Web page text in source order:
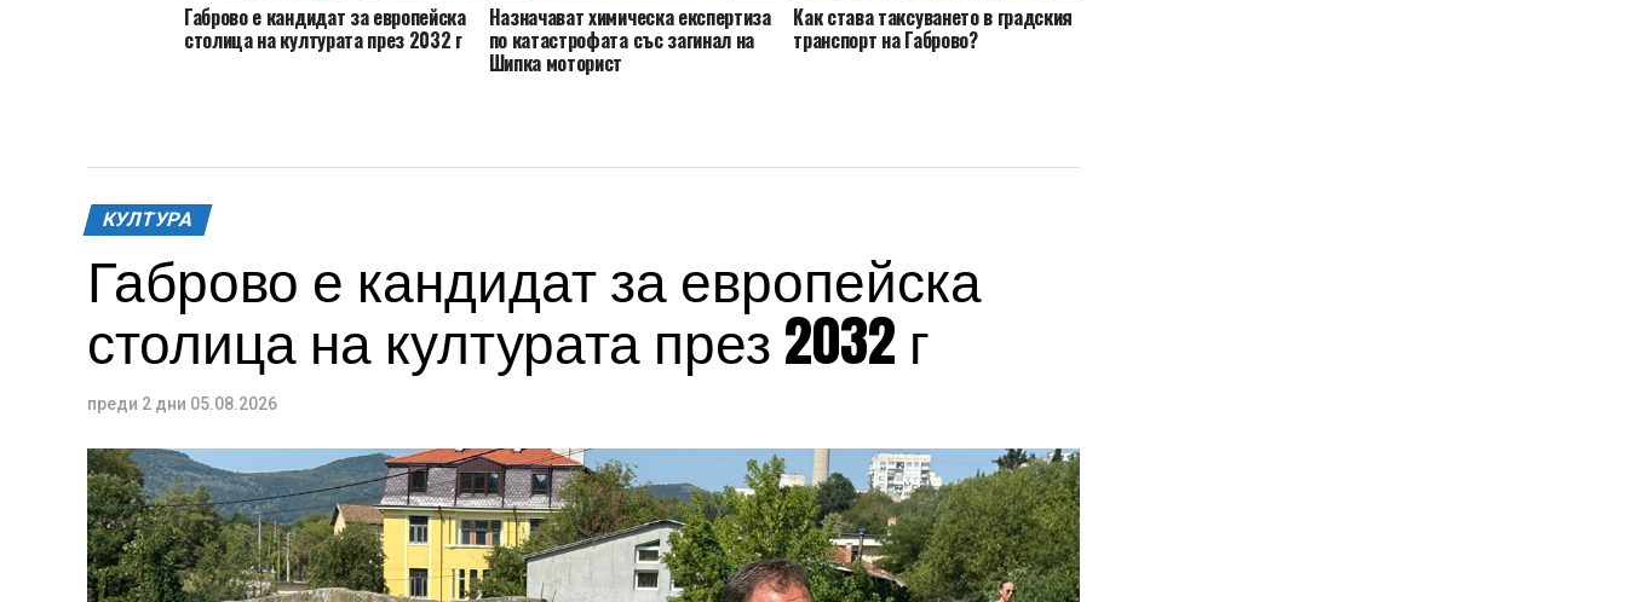
Габрово е кандидат за европейска
столица на културата през 2032 г
Назначават химическа експертиза
по катастрофата със загинал на
Шипка моторист
Как става таксуването в градския
транспорт на Габрово?
КУЛТУРА
Габрово е кандидат за европейска
столица на културата през 2032 г
преди 2 дни 05.08.2026